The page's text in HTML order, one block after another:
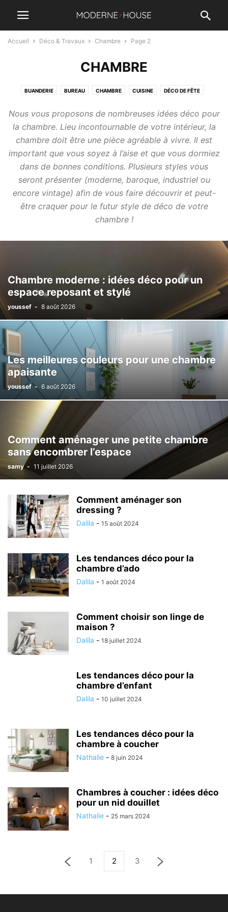
Accueil Déco & Travaux Chambre Page 2
CHAMBRE
BUANDERIE BUREAU CHAMBRE CUISINE DÉCO DE FÊTE
Nous vous proposons de nombreuses idées déco pour
la chambre. Lieu incontournable de votre intérieur, la
chambre doit être une pièce agréable à vivre. Il est
important que vous soyez à l’aise et que vous dormiez
dans de bonnes conditions. Plusieurs styles vous
seront présenter (moderne, baroque, industriel ou
encore vintage) afin de vous faire découvrir et peut-
être craquer pour le futur style de déco de votre
chambre !
Chambre moderne : idées déco pour un
espace reposant et stylé
youssef - 8 août 2026
Les meilleures couleurs pour une chambre
apaisante
youssef - 6 août 2026
Comment aménager une petite chambre
sans encombrer l’espace
samy - 11 juillet 2026
Comment aménager son
dressing ?
Dalila - 15 août 2024
Les tendances déco pour la
chambre d’ado
Dalila - 1 août 2024
Comment choisir son linge de
maison ?
Dalila - 18 juillet 2024
Les tendances déco pour la
chambre d’enfant
Dalila - 10 juillet 2024
Les tendances déco pour la
chambre à coucher
Nathalie - 8 juin 2024
Chambres à coucher : idées déco
pour un nid douillet
Nathalie - 25 mars 2024
1 2 3